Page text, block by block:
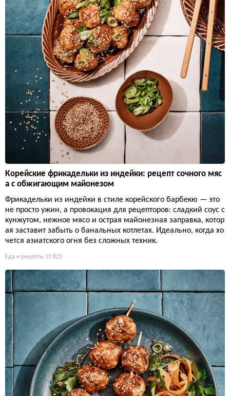
Корейские фрикадельки из индейки: рецепт сочного мяс
а с обжигающим майонезом
Фрикадельки из индейки в стиле корейского барбекю — это
не просто ужин, а провокация для рецепторов: сладкий соус с
кунжутом, нежное мясо и острая майонезная заправка, котор
ая заставит забыть о банальных котлетах. Идеально, когда хо
чется азиатского огня без сложных техник.
Еда и рецепты 13 823